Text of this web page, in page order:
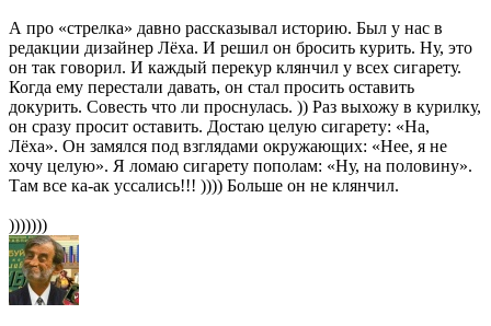
А про «стрелка» давно рассказывал историю. Был у нас в
редакции дизайнер Лёха. И решил он бросить курить. Ну, это
он так говорил. И каждый перекур клянчил у всех сигарету.
Когда ему перестали давать, он стал просить оставить
докурить. Совесть что ли проснулась. )) Раз выхожу в курилку,
он сразу просит оставить. Достаю целую сигарету: «На,
Лёха». Он замялся под взглядами окружающих: «Нее, я не
хочу целую». Я ломаю сигарету пополам: «Ну, на половину».
Там все ка-ак уссались!!! )))) Больше он не клянчил.
)))))))